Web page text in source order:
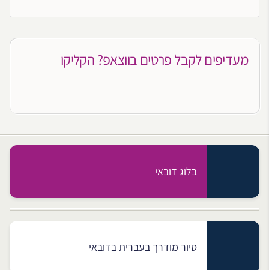
מעדיפים לקבל פרטים בווצאפ? הקליקו
בלוג דובאי
סיור מודרך בעברית בדובאי